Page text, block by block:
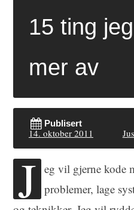
15 ting
mer av
Publisert
14. oktober 2011
J eg vil gjerne kode
problemer, lage